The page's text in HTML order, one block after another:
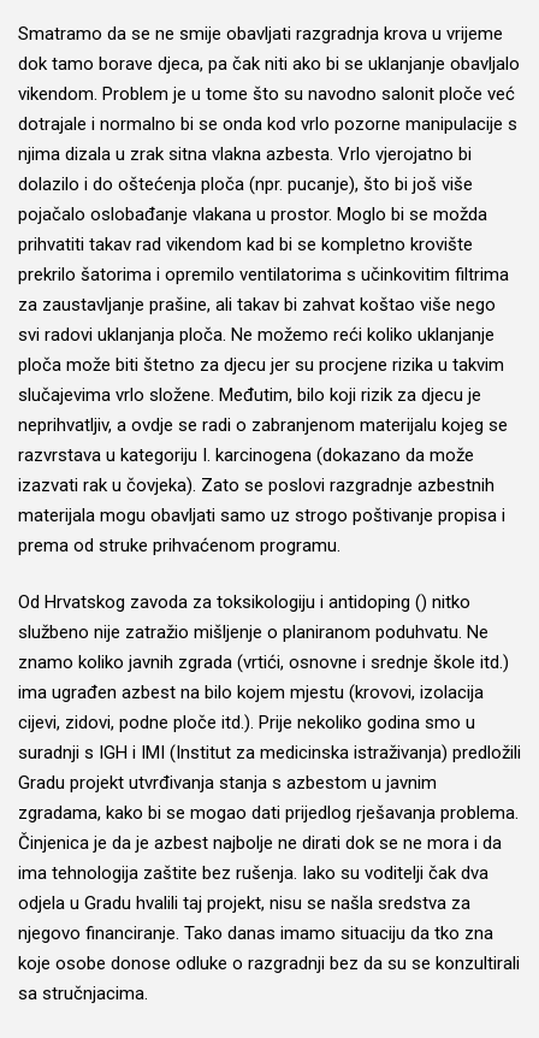
Smatramo da se ne smije obavljati razgradnja krova u vrijeme
dok tamo borave djeca, pa čak niti ako bi se uklanjanje obavljalo
vikendom. Problem je u tome što su navodno salonit ploče već
dotrajale i normalno bi se onda kod vrlo pozorne manipulacije s
njima dizala u zrak sitna vlakna azbesta. Vrlo vjerojatno bi
dolazilo i do oštećenja ploča (npr. pucanje), što bi još više
pojačalo oslobađanje vlakana u prostor. Moglo bi se možda
prihvatiti takav rad vikendom kad bi se kompletno krovište
prekrilo šatorima i opremilo ventilatorima s učinkovitim filtrima
za zaustavljanje prašine, ali takav bi zahvat koštao više nego
svi radovi uklanjanja ploča. Ne možemo reći koliko uklanjanje
ploča može biti štetno za djecu jer su procjene rizika u takvim
slučajevima vrlo složene. Međutim, bilo koji rizik za djecu je
neprihvatljiv, a ovdje se radi o zabranjenom materijalu kojeg se
razvrstava u kategoriju I. karcinogena (dokazano da može
izazvati rak u čovjeka). Zato se poslovi razgradnje azbestnih
materijala mogu obavljati samo uz strogo poštivanje propisa i
prema od struke prihvaćenom programu.
Od Hrvatskog zavoda za toksikologiju i antidoping () nitko
službeno nije zatražio mišljenje o planiranom poduhvatu. Ne
znamo koliko javnih zgrada (vrtići, osnovne i srednje škole itd.)
ima ugrađen azbest na bilo kojem mjestu (krovovi, izolacija
cijevi, zidovi, podne ploče itd.). Prije nekoliko godina smo u
suradnji s IGH i IMI (Institut za medicinska istraživanja) predložili
Gradu projekt utvrđivanja stanja s azbestom u javnim
zgradama, kako bi se mogao dati prijedlog rješavanja problema.
Činjenica je da je azbest najbolje ne dirati dok se ne mora i da
ima tehnologija zaštite bez rušenja. Iako su voditelji čak dva
odjela u Gradu hvalili taj projekt, nisu se našla sredstva za
njegovo financiranje. Tako danas imamo situaciju da tko zna
koje osobe donose odluke o razgradnji bez da su se konzultirali
sa stručnjacima.